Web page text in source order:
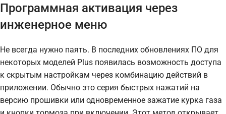
Программная активация через
инженерное меню
Не всегда нужно паять. В последних обновлениях ПО для
некоторых моделей Plus появилась возможность доступа
к скрытым настройкам через комбинацию действий в
приложении. Обычно это серия быстрых нажатий на
версию прошивки или одновременное зажатие курка газа